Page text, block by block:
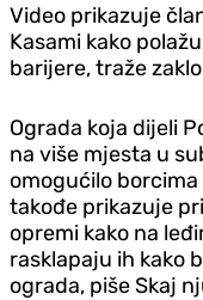
Video prikazuje
Kasami kako
barijere, traže
Ograda koja dijeli
na više mjesta u
omogućilo
takođe prikazuje
opremi kako na
rasklapaju ih kako
ograda, piše Skaj